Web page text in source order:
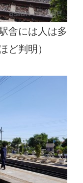
舎には人は多
ど判明）